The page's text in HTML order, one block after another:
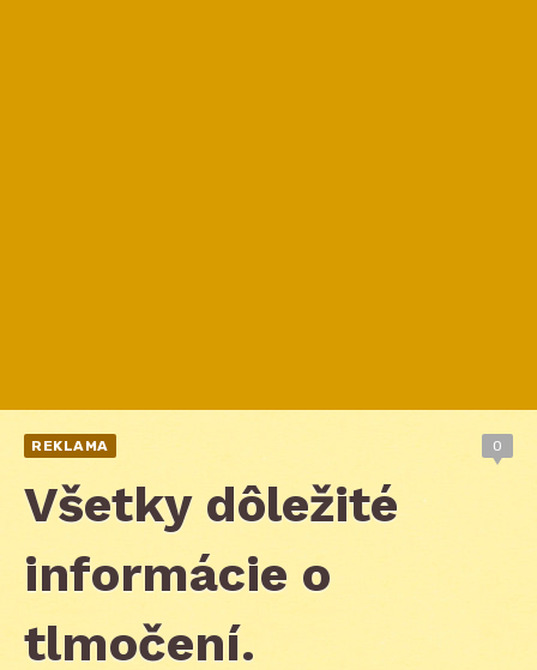
REKLAMA 0
Všetky dôležité
informácie o
tlmočení.